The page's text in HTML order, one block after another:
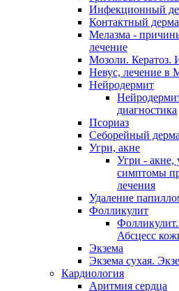
Инфекционный
Контактный
Мелазма -
лечение
Мозоли. Кератоз.
Невус, лечение в
Нейродермит
диагностика
Псориаз
Себорейный
Угри, акне
Угри - акне,
симптомы
лечения
Удаление
Фолликулит
Абсцесс
Экзема
Экзема сухая.
Кардиология
Аритмия сердца